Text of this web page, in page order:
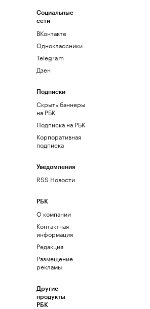
Социальные
сети
ВКонтакте
Одноклассники
Telegram
Дзен
Подписки
Скрыть баннеры
на РБК
Подписка на РБК
Корпоративная
подписка
Уведомления
RSS Новости
РБК
О компании
Контактная
информация
Редакция
Размещение
рекламы
Другие
продукты
РБК